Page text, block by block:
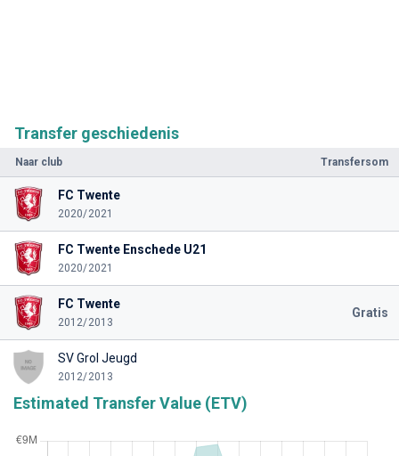
Transfer geschiedenis
Naar club Transfersom
FC Twente
2020/2021
FC Twente Enschede U21
2020/2021
FC Twente
2012/2013
Gratis
SV Grol Jeugd
2012/2013
Estimated Transfer Value (ETV)